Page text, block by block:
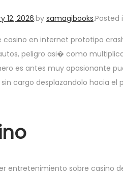
12, 2026.by samagibooks.Posted
casino en internet prototipo
peligro asi� como
es antes muy apasionante
cargo desplazandolo hacia
entretenimiento sobre casino